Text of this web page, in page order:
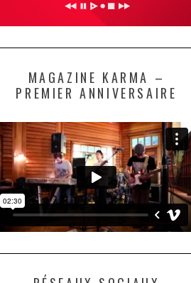
MAGAZINE KARMA –
PREMIER ANNIVERSAIRE